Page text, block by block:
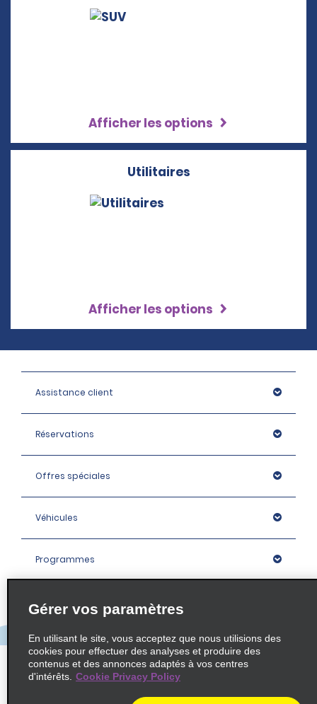
Afficher les options
Utilitaires
Afficher les options
Assistance client
Réservations
Offres spéciales
Véhicules
Programmes
Entreprise
Agences
Policies / Sitemap
Gérer vos paramètres
En utilisant le site, vous acceptez que nous utilisions des
cookies pour effectuer des analyses et produire des
contenus et des annonces adaptés à vos centres
d'intérêts. Cookie Privacy Policy